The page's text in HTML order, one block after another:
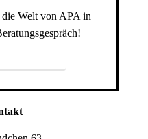
Welt von APA in